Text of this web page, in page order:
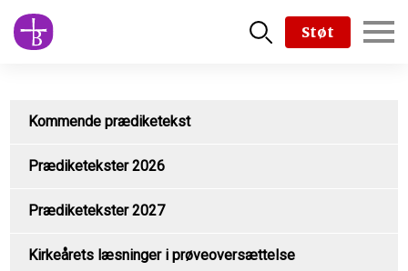
Skip
to
Støt
Kommende prædiketekst
Prædiketekster 2026
Prædiketekster 2027
Kirkeårets læsninger i prøveoversættelse